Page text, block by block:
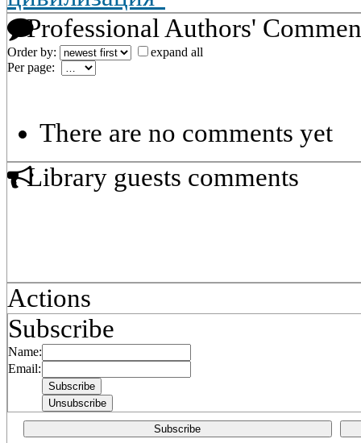
Professional Authors'
Order by:
expand all
Per page:
There are no comments yet
Library guests comments
Actions
Subscribe
Name:
Email:
Subscribe